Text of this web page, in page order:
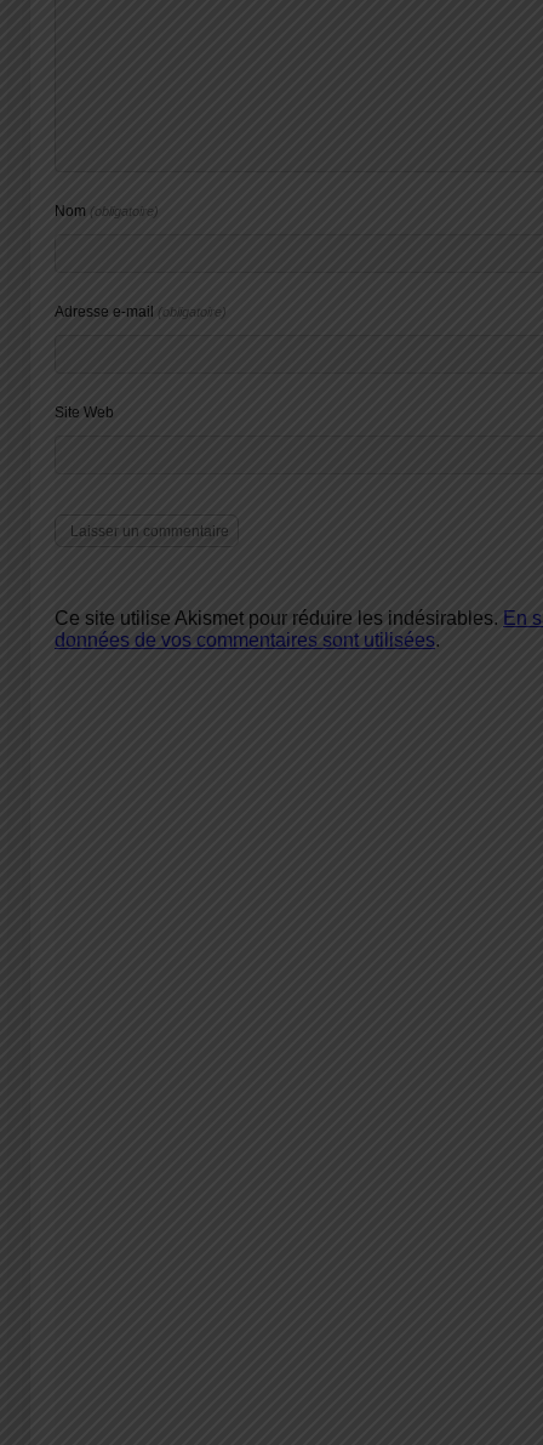
Nom (obligatoire)
Adresse e-mail (obligatoire)
Site Web
Ce site utilise Akismet pour réduire les indésirables. En
données de vos commentaires sont utilisées.